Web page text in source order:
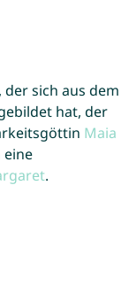
der sich aus dem
hat, der
Maia
.